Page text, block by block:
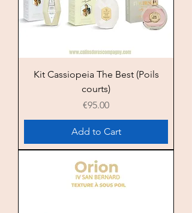
Kit Cassiopeia The Best (Poils
courts)
Price
€95.00
Add to Cart